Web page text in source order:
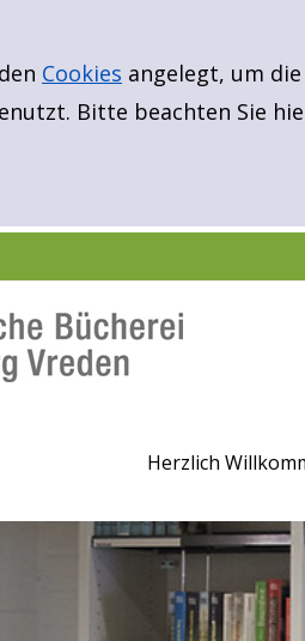
Cookies angelegt, um
Bitte beachten Sie
Herzlich